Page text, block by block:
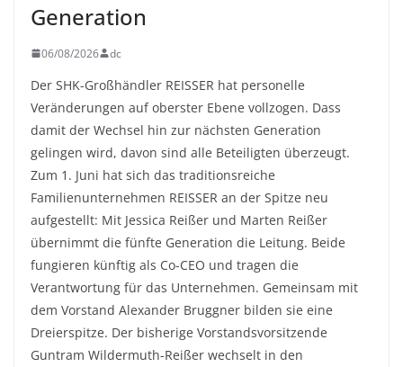
Generation
06/08/2026 dc
Der SHK-Großhändler REISSER hat personelle
Veränderungen auf oberster Ebene vollzogen. Dass
damit der Wechsel hin zur nächsten Generation
gelingen wird, davon sind alle Beteiligten überzeugt.
Zum 1. Juni hat sich das traditionsreiche
Familienunternehmen REISSER an der Spitze neu
aufgestellt: Mit Jessica Reißer und Marten Reißer
übernimmt die fünfte Generation die Leitung. Beide
fungieren künftig als Co-CEO und tragen die
Verantwortung für das Unternehmen. Gemeinsam mit
dem Vorstand Alexander Bruggner bilden sie eine
Dreierspitze. Der bisherige Vorstandsvorsitzende
Guntram Wildermuth-Reißer wechselt in den